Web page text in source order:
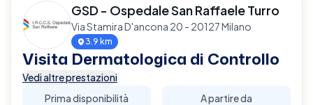
GSD - Ospedale San Raffaele Turro
Via Stamira D'ancona 20 - 20127 Milano
3.9 km
Visita Dermatologica di Controllo
Vedi altre prestazioni
Prima disponibilità
A partire da